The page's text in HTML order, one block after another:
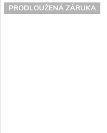
PRODLOUŽENÁ ZÁRUKA